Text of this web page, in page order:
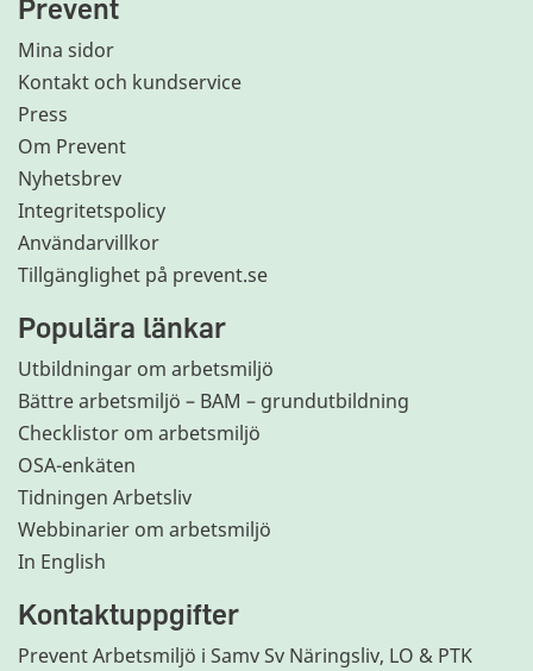
Prevent
Mina sidor
Kontakt och kundservice
Press
Om Prevent
Nyhetsbrev
Integritetspolicy
Användarvillkor
Tillgänglighet på prevent.se
Populära länkar
Utbildningar om arbetsmiljö
Bättre arbetsmiljö – BAM – grundutbildning
Checklistor om arbetsmiljö
OSA-enkäten
Tidningen Arbetsliv
Webbinarier om arbetsmiljö
In English
Kontaktuppgifter
Prevent Arbetsmiljö i Samv Sv Näringsliv, LO & PTK